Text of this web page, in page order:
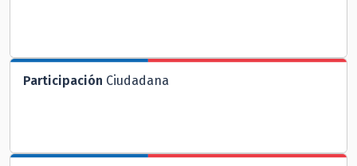
Participación Ciudadana